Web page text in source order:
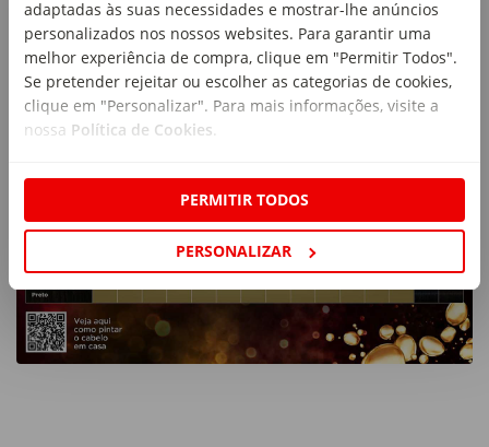
adaptadas às suas necessidades e mostrar-lhe anúncios
personalizados nos nossos websites. Para garantir uma
melhor experiência de compra, clique em "Permitir Todos".
Se pretender rejeitar ou escolher as categorias de cookies,
clique em "Personalizar". Para mais informações, visite a
nossa Política de Cookies
PERMITIR TODOS
PERSONALIZAR